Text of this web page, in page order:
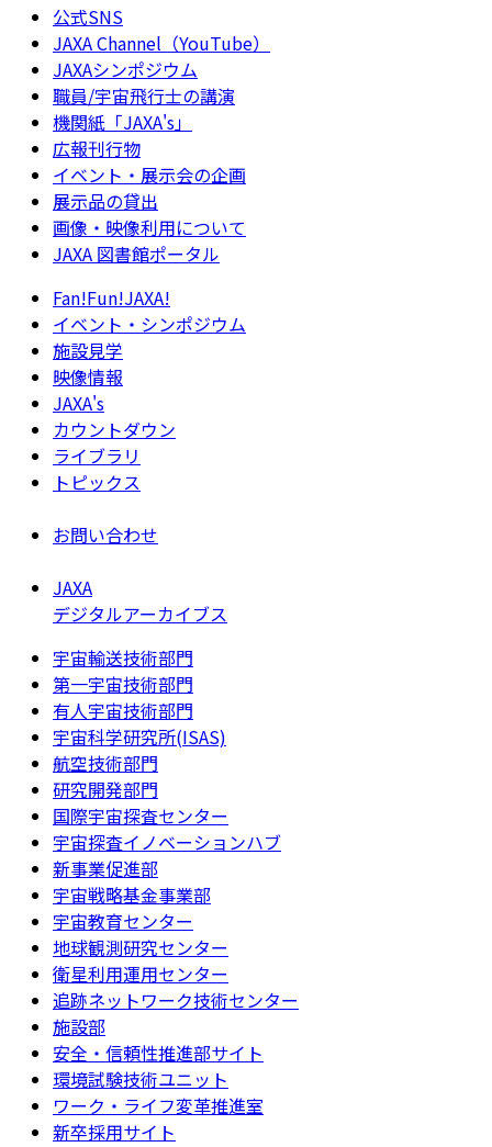
公式SNS
JAXA Channel（YouTube）
JAXAシンポジウム
職員/宇宙飛行士の講演
機関紙「JAXA's」
広報刊行物
イベント・展示会の企画
展示品の貸出
画像・映像利用について
JAXA 図書館ポータル
Fan!Fun!JAXA!
イベント・シンポジウム
施設見学
映像情報
JAXA's
カウントダウン
ライブラリ
トピックス
お問い合わせ
JAXA
デジタルアーカイブス
宇宙輸送技術部門
第一宇宙技術部門
有人宇宙技術部門
宇宙科学研究所(ISAS)
航空技術部門
研究開発部門
国際宇宙探査センター
宇宙探査イノベーションハブ
新事業促進部
宇宙戦略基金事業部
宇宙教育センター
地球観測研究センター
衛星利用運用センター
追跡ネットワーク技術センター
施設部
安全・信頼性推進部サイト
環境試験技術ユニット
ワーク・ライフ変革推進室
新卒採用サイト